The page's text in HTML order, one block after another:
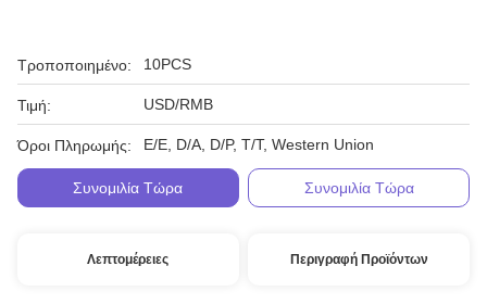
Τροποποιημένο: 10PCS
Τιμή: USD/RMB
Όροι Πληρωμής: Ε/Ε, D/A, D/P, T/T, Western Union
Συνομιλία Τώρα Συνομιλία Τώρα
Λεπτομέρειες Περιγραφή Προϊόντων